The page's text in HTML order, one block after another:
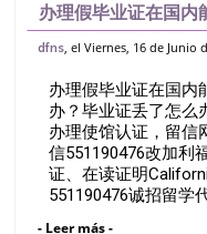
办理假毕业证在国内
业证怎么办？毕业证
公证办理，购买CIT
dfns, el Viernes, 16 de Junio
办理假毕业证在国内
办？毕业证丢了怎么
办理使馆认证，留信
信551190476改加利
证、在读证明
551190476诚招留学
- Leer más -